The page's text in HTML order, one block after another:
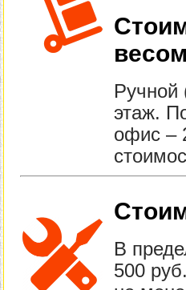
Ручной
этаж.
офис –
В
500